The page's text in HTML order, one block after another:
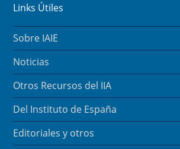
Links Útiles
Sobre IAIE
Noticias
Otros Recursos del IIA
Del Instituto de España
Editoriales y otros